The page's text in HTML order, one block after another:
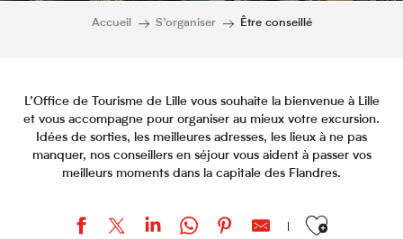
Accueil S’organiser Être conseillé
L’Office de Tourisme de Lille vous souhaite la bienvenue à Lille
et vous accompagne pour organiser au mieux votre excursion.
Idées de sorties, les meilleures adresses, les lieux à ne pas
manquer, nos conseillers en séjour vous aident à passer vos
meilleurs moments dans la capitale des Flandres.
Ajouter aux